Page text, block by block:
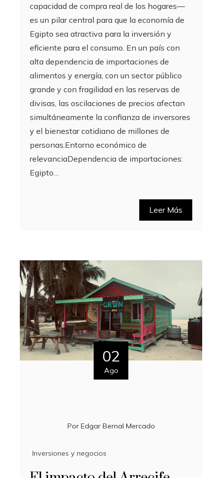
capacidad de compra real de los hogares—
es un pilar central para que la economía de
Egipto sea atractiva para la inversión y
eficiente para el consumo. En un país con
alta dependencia de importaciones de
alimentos y energía, con un sector público
grande y con fragilidad en las reservas de
divisas, las oscilaciones de precios afectan
simultáneamente la confianza de inversores
y el bienestar cotidiano de millones de
personas.Entorno económico de
relevanciaDependencia de importaciones:
Egipto…
Leer Más
02
Ago
Por Edgar Bernal Mercado
Inversiones y negocios